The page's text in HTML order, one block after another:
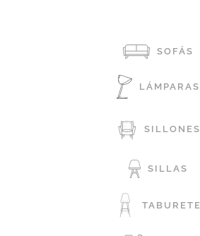
SOFÁS
LÁMPARAS
SILLONES
SILLAS
TABURETE